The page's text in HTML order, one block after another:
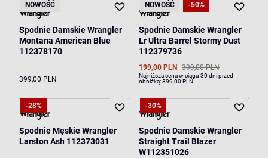
NOWOŚĆ
Spodnie Damskie Wrangler
Montana American Blue
112378170
399,00 PLN
NOWOŚĆ -50%
Spodnie Damskie Wrangler
Lr Ultra Barrel Stormy Dust
112379736
199,00 PLN 399,00 PLN
Najniższa cena w ciągu 30 dni przed
obniżką:399,00 PLN
-28%
Spodnie Męskie Wrangler
Larston Ash 112373031
-30%
Spodnie Damskie Wrangler
Straight Trail Blazer
W112351026